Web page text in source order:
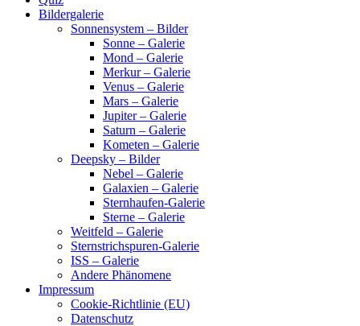
Bildergalerie
Sonnensystem – Bilder
Sonne – Galerie
Mond – Galerie
Merkur – Galerie
Venus – Galerie
Mars – Galerie
Jupiter – Galerie
Saturn – Galerie
Kometen – Galerie
Deepsky – Bilder
Nebel – Galerie
Galaxien – Galerie
Sternhaufen-Galerie
Sterne – Galerie
Weitfeld – Galerie
Sternstrichspuren-Galerie
ISS – Galerie
Andere Phänomene
Impressum
Cookie-Richtlinie (EU)
Datenschutz